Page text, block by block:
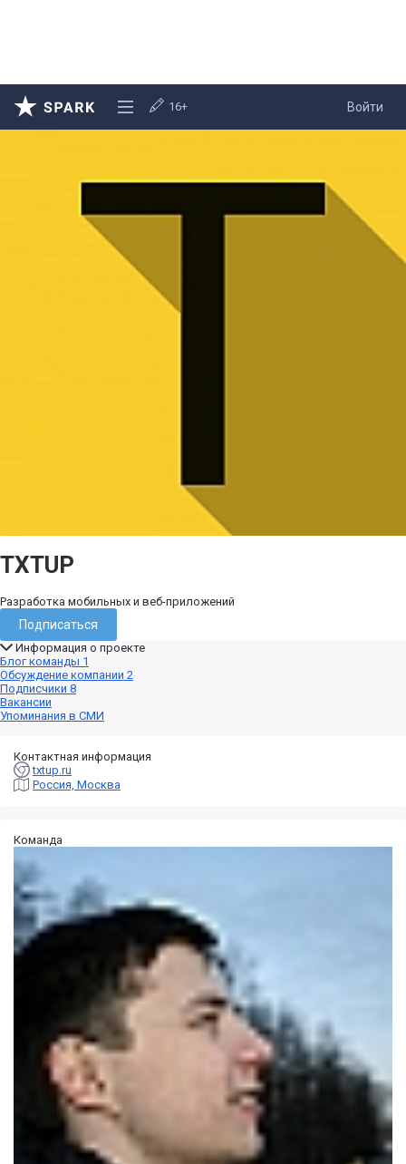
Войти
16+
TXTUP
Разработка мобильных и веб-приложений
Подписаться
Информация о проекте
Блог команды 1
Обсуждение компании 2
Подписчики 8
Вакансии
Упоминания в СМИ
Контактная информация
txtup.ru
Россия, Москва
Команда